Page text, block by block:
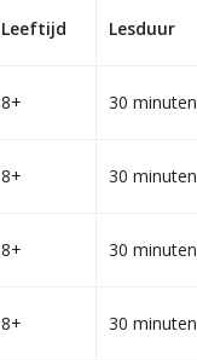
Leeftijd Lesduur
8+ 30 minuten
8+ 30 minuten
8+ 30 minuten
8+ 30 minuten